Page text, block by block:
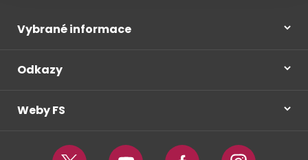
Vybrané informace
Odkazy
Weby FS